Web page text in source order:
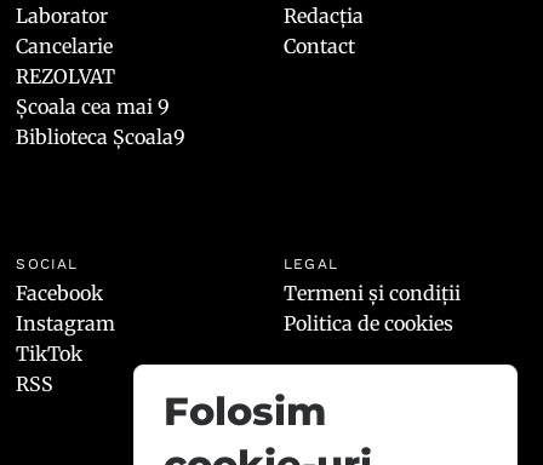
Laborator
Cancelarie
REZOLVAT
Școala cea mai 9
Biblioteca Școala9
Redacția
Contact
SOCIAL
Facebook
Instagram
TikTok
RSS
LEGAL
Termeni și condiții
Politica de cookies
Folosim